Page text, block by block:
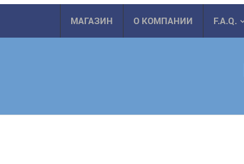
МАГАЗИН О КОМПАНИИ F.A.Q.